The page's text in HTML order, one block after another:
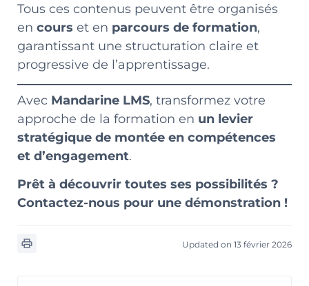
Tous ces contenus peuvent être organisés
en cours et en parcours de formation,
garantissant une structuration claire et
progressive de l’apprentissage.
Avec Mandarine LMS, transformez votre
approche de la formation en un levier
stratégique de montée en compétences
et d’engagement.
Prêt à découvrir toutes ses possibilités ?
Contactez-nous pour une démonstration !
Updated on 13 février 2026